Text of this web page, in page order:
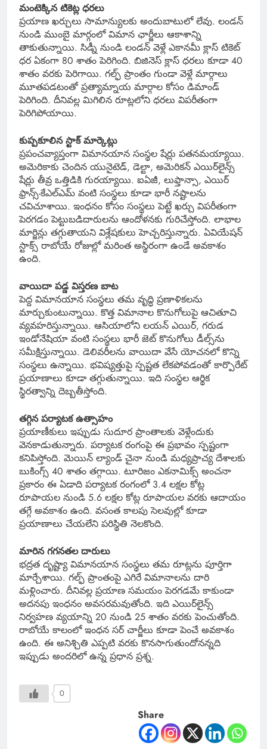
మంటెక్కిన టికెట్ల ధరలు
ప్రయాణ ఖర్చులు సామాన్యులకు అందుబాటులో లేవు. లండన్
నుండి ముంబై మార్గంలో విమాన ఛార్జీలు ఆకాశాన్ని
తాకుతున్నాయి. సిడ్నీ నుండి లండన్ వెళ్లే ఎకానమీ క్లాస్ టికెట్
ధర ఏకంగా 80 శాతం పెరిగింది. బిజినెస్ క్లాస్ ధరలు కూడా 40
శాతం వరకు పెరిగాయి. గల్ఫ్ ప్రాంతం గుండా వెళ్లే మార్గాలు
మూతపడటంతో ప్రత్యామ్నాయ మార్గాల కోసం డిమాండ్
పెరిగింది. దీనివల్ల మిగిలిన రూట్లలోని ధరలు విపరీతంగా
పెరిగిపోయాయి.
కుప్పకూలిన స్టాక్ మార్కెట్లు
ప్రపంచవ్యాప్తంగా విమానయాన సంస్థల షేర్లు పతనమయ్యాయి.
అమెరికాకు చెందిన యునైటెడ్, డెల్టా, అమెరికన్ ఎయిర్‌లైన్స్
షేర్లు తీవ్ర ఒత్తిడికి గురయ్యాయి. ఐఏజీ, లుఫ్తాన్సా, ఎయిర్
ఫ్రాన్స్-కేఎల్‌ఎమ్ వంటి సంస్థలు కూడా భారీ నష్టాలను
చవిచూశాయి. ఇంధనం కోసం సంస్థలు పెట్టే ఖర్చు విపరీతంగా
పెరగడం పెట్టుబడిదారులను ఆందోళనకు గురిచేస్తోంది. లాభాల
మార్జిన్లు తగ్గుతాయని విశ్లేషకులు హెచ్చరిస్తున్నారు. ఏవియేషన్
స్టాక్స్ రాబోయే రోజుల్లో మరింత అస్థిరంగా ఉండే అవకాశం
ఉంది.
వాయిదా పడ్డ విస్తరణ బాట
పెద్ద విమానయాన సంస్థలు తమ వృద్ధి ప్రణాళికలను
మార్చుకుంటున్నాయి. కొత్త విమానాల కొనుగోలుపై ఆచితూచి
వ్యవహరిస్తున్నాయి. ఆసియాలోని లయన్ ఎయిర్, గరుడ
ఇండోనేషియా వంటి సంస్థలు భారీ జెట్ కొనుగోలు డీల్స్‌ను
సమీక్షిస్తున్నాయి. డెలివరీలను వాయిదా వేసే యోచనలో కొన్ని
సంస్థలు ఉన్నాయి. భవిష్యత్తుపై స్పష్టత లేకపోవడంతో కార్పొరేట్
ప్రయాణాలు కూడా తగ్గుతున్నాయి. ఇది సంస్థల ఆర్థిక
స్థిరత్వాన్ని దెబ్బతీస్తోంది.
తగ్గిన పర్యాటక ఉత్సాహం
ప్రయాణీకులు ఇప్పుడు సుదూర ప్రాంతాలకు వెళ్లేందుకు
వెనకాడుతున్నారు. పర్యాటక రంగంపై ఈ ప్రభావం స్పష్టంగా
కనిపిస్తోంది. మెయిన్ ల్యాండ్ చైనా నుండి మధ్యప్రాచ్య దేశాలకు
బుకింగ్స్ 40 శాతం తగ్గాయి. టూరిజం ఎకనామిక్స్ అంచనా
ప్రకారం ఈ ఏడాది పర్యాటక రంగంలో 3.4 లక్షల కోట్ల
రూపాయల నుండి 5.6 లక్షల కోట్ల రూపాయల వరకు ఆదాయం
తగ్గే అవకాశం ఉంది. వసంత కాలపు సెలవుల్లో కూడా
ప్రయాణాలు చేయలేని పరిస్థితి నెలకొంది.
మారిన గగనతల దారులు
భద్రత దృష్ట్యా విమానయాన సంస్థలు తమ రూట్లను పూర్తిగా
మార్చేశాయి. గల్ఫ్ ప్రాంతంపై ఎగిరే విమానాలను దారి
మళ్లించారు. దీనివల్ల ప్రయాణ సమయం పెరగడమే కాకుండా
అదనపు ఇంధనం అవసరమవుతోంది. ఇది ఎయిర్‌లైన్స్
నిర్వహణ వ్యయాన్ని 20 నుండి 25 శాతం వరకు పెంచుతోంది.
రాబోయే కాలంలో ఇంధన సర్ చార్జీలు కూడా పెంచే అవకాశం
ఉంది. ఈ అనిశ్చితి ఎప్పటి వరకు కొనసాగుతుందోనన్నది
ఇప్పుడు అందరిలో ఉన్న ప్రధాన ప్రశ్న.
0
Share